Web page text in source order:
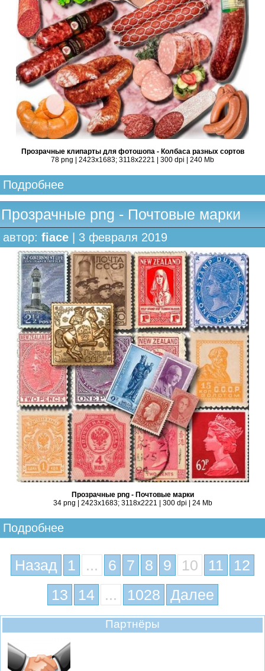
Прозрачные клипарты для фотошопа - Колбаса разных сортов
78 png | 2423x1683; 3118х2221 | 300 dpi | 240 Mb
Подробнее
Прозрачные png - Почтовые марки
автор: fiace | 3 февраля 2019
Прозрачные png - Почтовые марки
34 png | 2423x1683; 3118х2221 | 300 dpi | 24 Mb
Подробнее
Назад 1 ... 6 7 8 9 10 11
12
13
14 ... 1028 Далее
Партнёры